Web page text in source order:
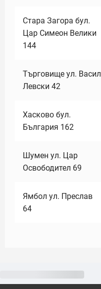
Стара Загора бул.
Цар Симеон Велики
144
Търговище ул. Васил
Левски 42
Хасково бул.
България 162
Шумен ул. Цар
Освободител 69
Ямбол ул. Преслав
64